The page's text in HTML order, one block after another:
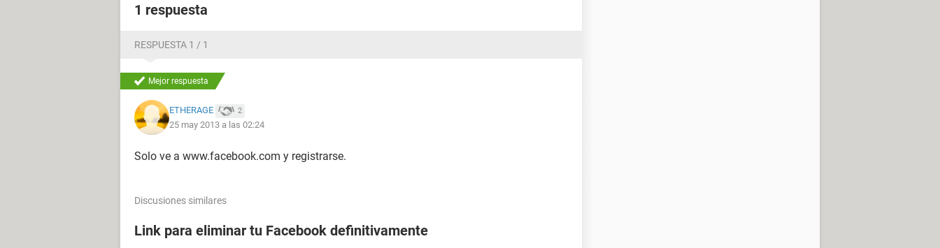
1 respuesta
RESPUESTA 1 / 1
Mejor respuesta
ETHERAGE 2
25 may 2013 a las 02:24
Solo ve a www.facebook.com y registrarse.
Discusiones similares
Link para eliminar tu Facebook definitivamente